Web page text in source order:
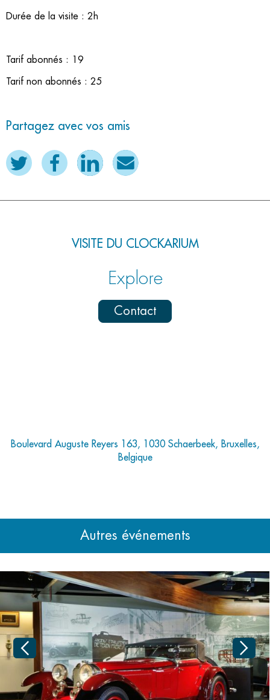
Durée de la visite : 2h
Tarif abonnés : 19
Tarif non abonnés : 25
Partagez avec vos amis
VISITE DU CLOCKARIUM
Explore
Contact
Boulevard Auguste Reyers 163, 1030 Schaerbeek, Bruxelles,
Belgique
Autres événements